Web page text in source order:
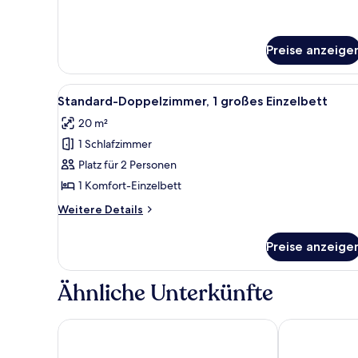
Preise
Alle
Fotos
für
Standard-
Doppelzimmer,
1
großes
Einzelbett
Ein Zimmer mit einem Bett,
5
Standard-Doppelzimmer, 1 großes Einzelbett
20 m²
1 Schlafzimmer
Platz für 2 Personen
1 Komfort-Einzelbett
Weitere Details
Weitere
Doppelzimmer,
großes
Preise
Ähnliche Unterkünfte
Quark Hotel Milano QUO Milano -